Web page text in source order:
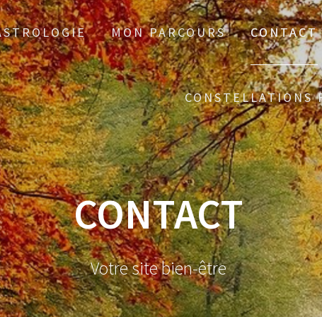
MON PARCOURS CONTACT
CONSTELLATIONS
CONTACT
Votre site bien-être